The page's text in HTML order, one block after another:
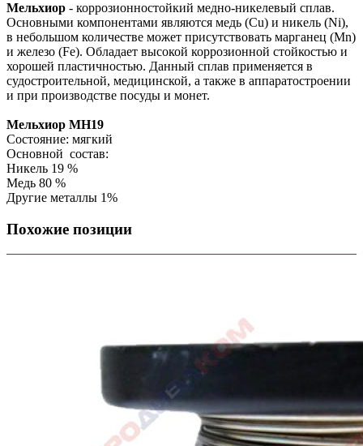
Мельхиор - коррозионностойкий медно-никелевый сплав.
Основными компонентами являются медь (Cu) и никель (Ni),
в небольшом количестве может присутствовать марганец (Mn)
и железо (Fe). Обладает высокой коррозионной стойкостью и
хорошей пластичностью. Данный сплав применяется в
судостроительной, медицинской, а также в аппаратостроении
и при производстве посуды и монет.
Мельхиор МН19
Состояние: мягкий
Основной состав:
Никель 19 %
Медь 80 %
Другие металлы 1%
Похожие позиции